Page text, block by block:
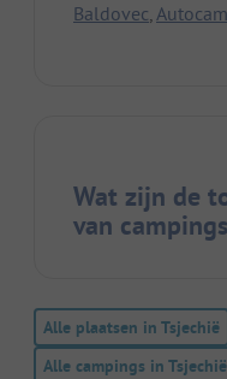
Baldovec,
Wat zijn de
van
Alle plaatsen in Tsjechië
Alle campings in Tsjechië